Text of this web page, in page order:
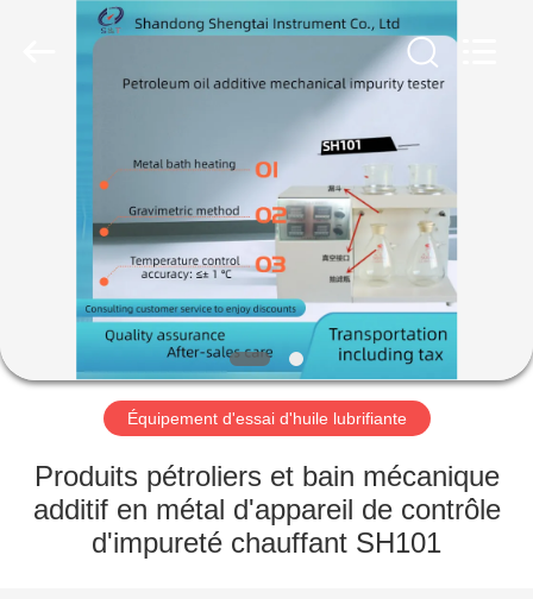
PRODUITS
SUJET
DE
NOUS
VISITE
D'USINE
Équipement d'essai d'huile lubrifiante
Produits pétroliers et bain mécanique
additif en métal d'appareil de contrôle
d'impureté chauffant SH101